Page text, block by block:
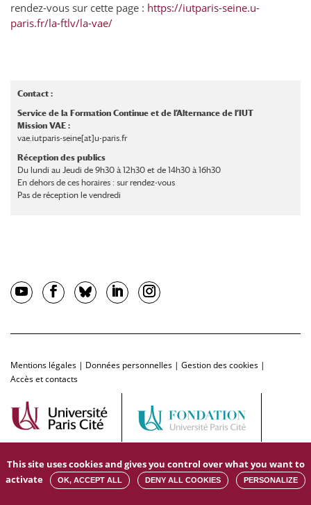
rendez-vous sur cette page : https://iutparis-seine.u-
paris.fr/la-ftlv/la-vae/
Contact :
Service de la Formation Continue et de l’Alternance de l’IUT
Mission VAE :
vae.iutparis-seine[at]u-paris.fr
Réception des publics
Du lundi au Jeudi de 9h30 à 12h30 et de 14h30 à 16h30
En dehors de ces horaires : sur rendez-vous
Pas de réception le vendredi
Mentions légales | Données personnelles | Gestion des cookies |
Accès et contacts
This site uses cookies and gives you control over what you want to
activate
OK, ACCEPT ALL DENY ALL COOKIES PERSONALIZE